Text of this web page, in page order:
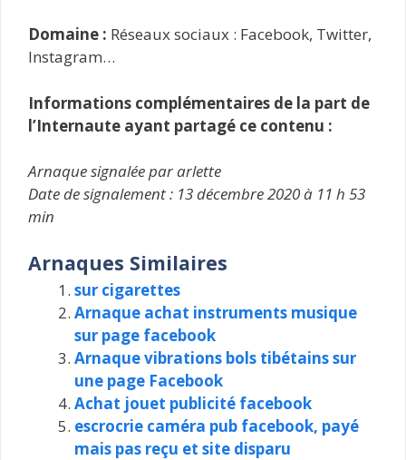
Domaine : Réseaux sociaux : Facebook, Twitter,
Instagram…
Informations complémentaires de la part de
l’Internaute ayant partagé ce contenu :
Arnaque signalée par arlette
Date de signalement : 13 décembre 2020 à 11 h 53
min
Arnaques Similaires
sur cigarettes
Arnaque achat instruments musique
sur page facebook
Arnaque vibrations bols tibétains sur
une page Facebook
Achat jouet publicité facebook
escrocrie caméra pub facebook, payé
mais pas reçu et site disparu